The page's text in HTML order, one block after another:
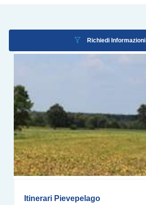
Richiedi Informazioni
Itinerari Pievepelago